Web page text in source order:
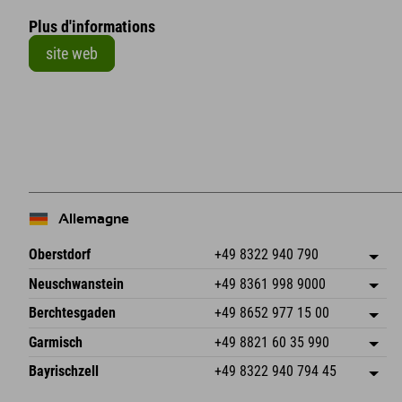
Plus d'informations
site web
Allemagne
Oberstdorf +49 8322 940 790
An der Breitach 3
Allemagne
Enregistrer l'adresse
Réservation
Neuschwanstein +49 8361 998 9000
An der Riese 45
87484 Nesselwang im Allgäu
Allemagne
Enregistrer l'adresse
Réservation
Berchtesgaden +49 8652 977 15 00
Hofreitstr. 7
Allemagne
Enregistrer l'adresse
Réservation
Garmisch +49 8821 60 35 990
Frickenstraße 22
82490 Farchant
Enregistrer l'adresse
Bayrischzell +49 8322 940 794 45